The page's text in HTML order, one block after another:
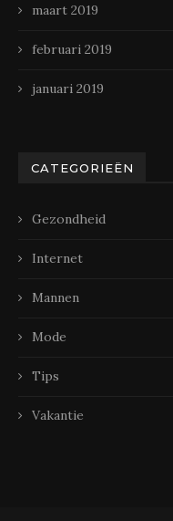
maart 2019
februari 2019
januari 2019
CATEGORIEËN
Gezondheid
Internet
Mannen
Mode
Tips
Vakantie